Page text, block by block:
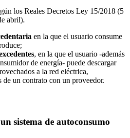
los Reales Decretos Ley 15/2018 (5
abril).
en la que el usuario consume
, en la que el usuario -además
de energía- puede descargar
a la red eléctrica,
de un contrato con un proveedor.
sistema de autoconsumo